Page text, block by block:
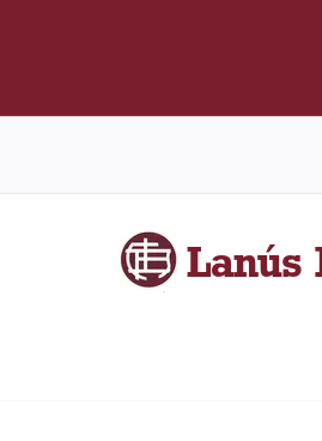
Lanús y Boca Juniors disputado el
Lanús